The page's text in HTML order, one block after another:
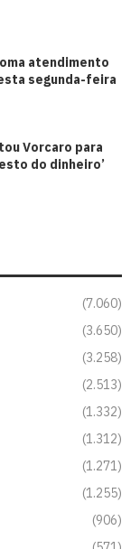
atendimento
segunda-feira
Vorcaro para
do dinheiro’
(7.060)
(3.650)
(3.258)
(2.513)
(1.332)
(1.312)
(1.271)
(1.255)
(906)